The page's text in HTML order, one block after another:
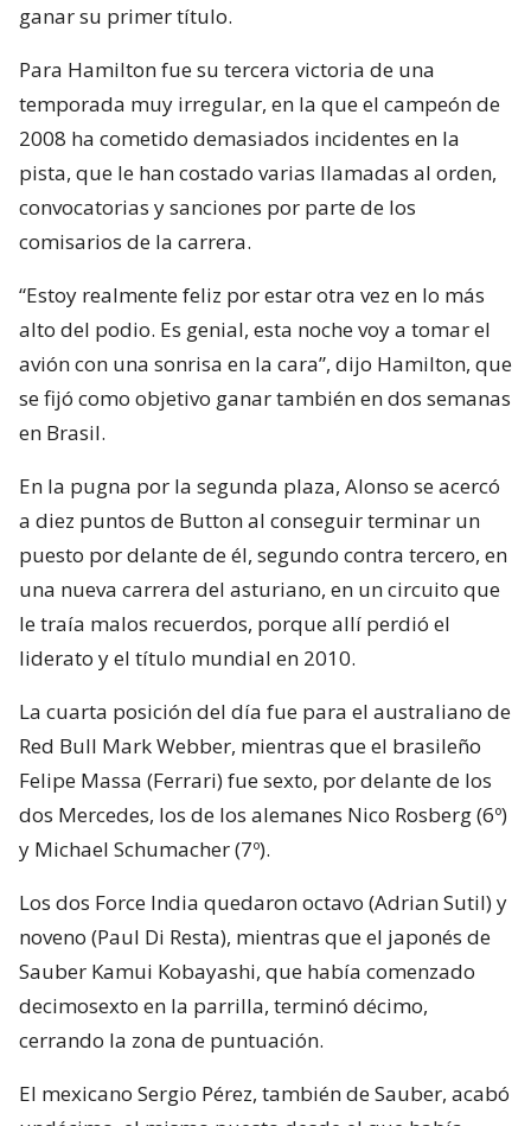
ganar su primer título.
Para Hamilton fue su tercera victoria de una
temporada muy irregular, en la que el campeón de
2008 ha cometido demasiados incidentes en la
pista, que le han costado varias llamadas al orden,
convocatorias y sanciones por parte de los
comisarios de la carrera.
“Estoy realmente feliz por estar otra vez en lo más
alto del podio. Es genial, esta noche voy a tomar el
avión con una sonrisa en la cara”, dijo Hamilton, que
se fijó como objetivo ganar también en dos semanas
en Brasil.
En la pugna por la segunda plaza, Alonso se acercó
a diez puntos de Button al conseguir terminar un
puesto por delante de él, segundo contra tercero, en
una nueva carrera del asturiano, en un circuito que
le traía malos recuerdos, porque allí perdió el
liderato y el título mundial en 2010.
La cuarta posición del día fue para el australiano de
Red Bull Mark Webber, mientras que el brasileño
Felipe Massa (Ferrari) fue sexto, por delante de los
dos Mercedes, los de los alemanes Nico Rosberg (6º)
y Michael Schumacher (7º).
Los dos Force India quedaron octavo (Adrian Sutil) y
noveno (Paul Di Resta), mientras que el japonés de
Sauber Kamui Kobayashi, que había comenzado
decimosexto en la parrilla, terminó décimo,
cerrando la zona de puntuación.
El mexicano Sergio Pérez, también de Sauber, acabó